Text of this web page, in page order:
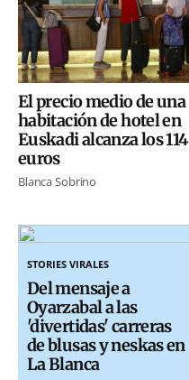
El precio medio de una
habitación de hotel en
Euskadi alcanza los 114
euros
Blanca Sobrino
STORIES VIRALES
Del mensaje a
Oyarzabal a las
'divertidas' carreras
de blusas y neskas en
La Blanca